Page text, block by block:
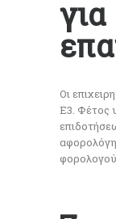
για
Οι
Ε3. Φέτος